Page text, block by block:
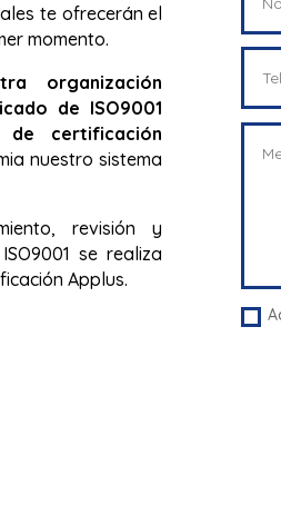
te ofrecerán el
momento.
organización
de ISO9001
certificación
nuestro sistema
revisión y
se realiza
Applus.